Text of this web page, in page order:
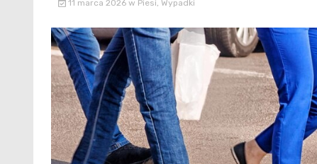
11 marca 2026 w Piesi, Wypadki